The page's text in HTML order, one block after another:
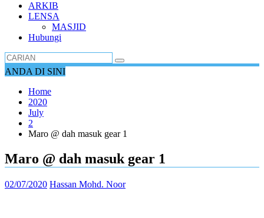
ARKIB
LENSA
MASJID
Hubungi
ANDA DI SINI
Home
2020
July
2
Maro @ dah masuk gear 1
Maro @ dah masuk gear 1
02/07/2020 Hassan Mohd. Noor